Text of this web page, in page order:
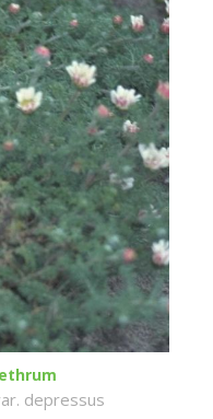
depressus